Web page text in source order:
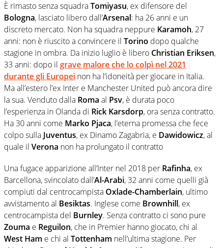
È rimasto senza squadraTomiyasu, ex difensore del
Bologna, lasciato libero dall’Arsenal: ha 26 anni e un
discreto mercato. Non ha squadra neppure Karamoh, 27
anni: non è riuscito a convincere il Torino dopo qualche
stagione in ombra. Da inizio luglio è libero Christian Eriksen,
33 anni: dopo il grave malore che lo colpì nel 2021
durante gli Europei non ha l’idoneità per giocare in Italia.
Ma all’estero l’ex Inter e Manchester United può ancora dire
la sua. Venduto dalla Roma al Psv, è durata poco
l’esperienza in Olanda di Rick Karsdorp, ora senza contratto.
Ha 30 anni come Marko Pjaca, l’eterna promessa che fece
colpo sulla Juventus, ex Dinamo Zagabria, e Dawidowicz, al
quale il Verona non ha prolungato il contratto
Una fugace apparizione all’Inter nel 2018 per Rafinha, ex
Barcellona, svincolato dall’Al-Arabi, 32 anni come quelli già
compiuti dal centrocampista Oxlade-Chamberlain, ultimo
avvistamento al Besiktas. Inglese come Brownhill, ex
centrocampista del Burnley. Senza contratto ci sono pure
Zouma e Reguilon, che in Premier hanno giocato, chi al
West Ham e chi al Tottenham nell’ultima stagione. Per